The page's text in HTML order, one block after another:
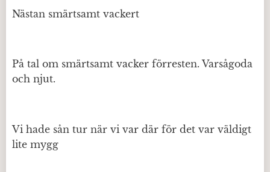
Nästan smärtsamt vackert
På tal om smärtsamt vacker förresten. Varsågoda
och njut.
Vi hade sån tur när vi var där för det var väldigt
lite mygg